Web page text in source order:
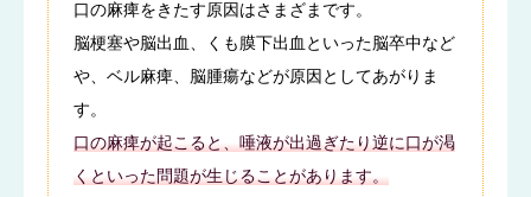
口の麻痺をきたす原因はさまざまです。
脳梗塞や脳出血、くも膜下出血といった脳卒中など
や、ベル麻痺、脳腫瘍などが原因としてあがりま
す。
口の麻痺が起こると、唾液が出過ぎたり逆に口が渇
くといった問題が生じることがあります。